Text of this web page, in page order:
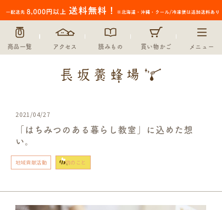
商品一覧 アクセス 読みもの 買い物かご メニュー
2021/04/27
「はちみつのある暮らし教室」に込めた想
い。
地域貢献活動 社内のこと